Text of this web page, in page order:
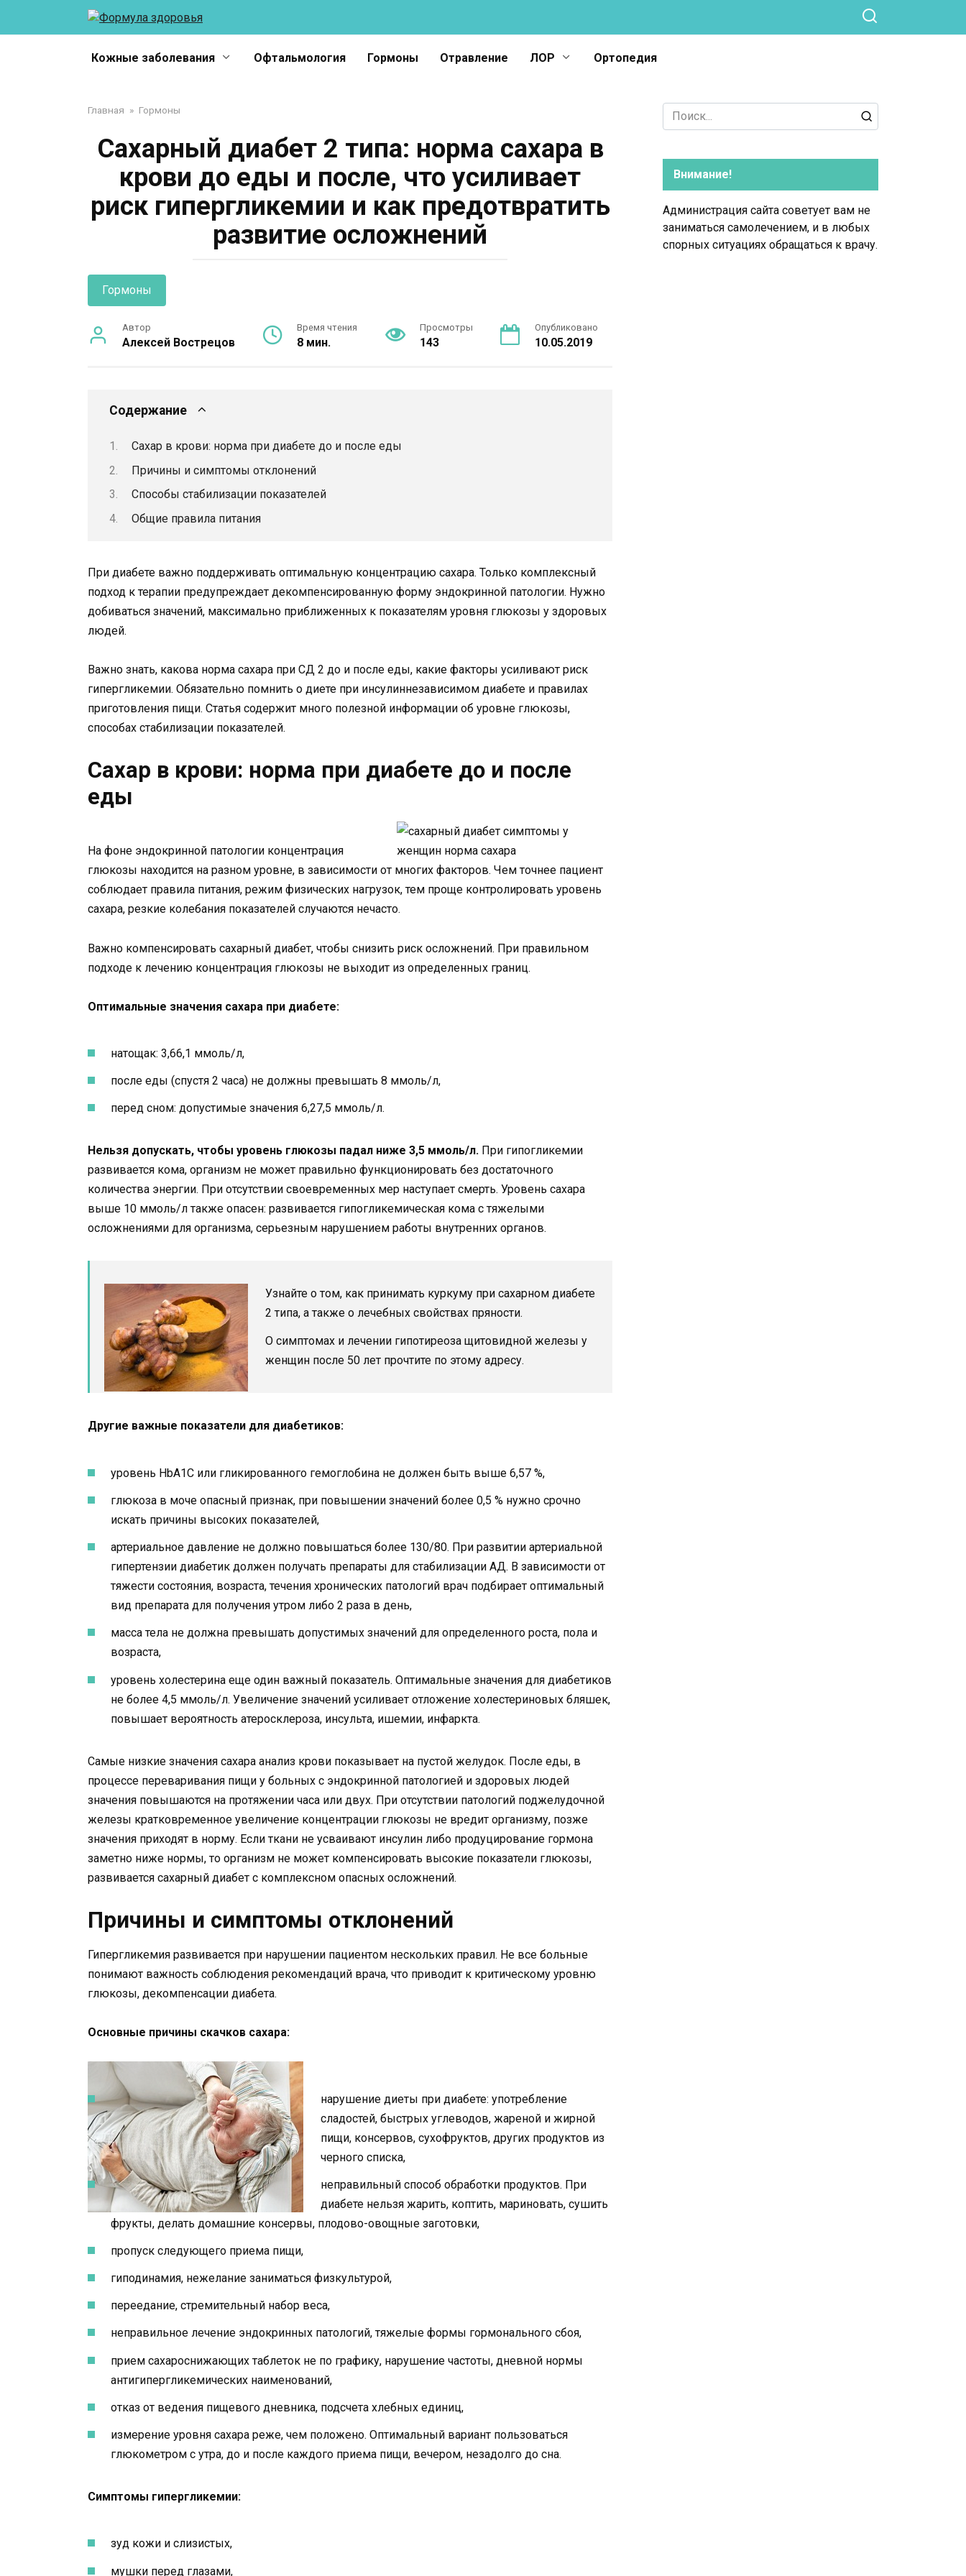
Кожные заболевания
Офтальмология Гормоны Отравление ЛОР Ортопедия
Главная » Гормоны
Сахарный диабет 2 типа: норма сахара в
крови до еды и после, что усиливает
риск гипергликемии и как предотвратить
развитие осложнений
Гормоны
Автор
Алексей Вострецов
Время чтения
8 мин.
Просмотры
143
Опубликовано
10.05.2019
Содержание
Сахар в крови: норма при диабете до и после еды
Причины и симптомы отклонений
Способы стабилизации показателей
Общие правила питания
При диабете важно поддерживать оптимальную концентрацию сахара. Только комплексный
подход к терапии предупреждает декомпенсированную форму эндокринной патологии. Нужно
добиваться значений, максимально приближенных к показателям уровня глюкозы у здоровых
людей.
Важно знать, какова норма сахара при СД 2 до и после еды, какие факторы усиливают риск
гипергликемии. Обязательно помнить о диете при инсулиннезависимом диабете и правилах
приготовления пищи. Статья содержит много полезной информации об уровне глюкозы,
способах стабилизации показателей.
Сахар в крови: норма при диабете до и после
еды
На фоне эндокринной патологии концентрация
глюкозы находится на разном уровне, в зависимости от многих факторов. Чем точнее пациент
соблюдает правила питания, режим физических нагрузок, тем проще контролировать уровень
сахара, резкие колебания показателей случаются нечасто.
Важно компенсировать сахарный диабет, чтобы снизить риск осложнений. При правильном
подходе к лечению концентрация глюкозы не выходит из определенных границ.
Оптимальные значения сахара при диабете:
натощак: 3,66,1 ммоль/л,
после еды (спустя 2 часа) не должны превышать 8 ммоль/л,
перед сном: допустимые значения 6,27,5 ммоль/л.
Нельзя допускать, чтобы уровень глюкозы падал ниже 3,5 ммоль/л. При гипогликемии
развивается кома, организм не может правильно функционировать без достаточного
количества энергии. При отсутствии своевременных мер наступает смерть. Уровень сахара
выше 10 ммоль/л также опасен: развивается гипогликемическая кома с тяжелыми
осложнениями для организма, серьезным нарушением работы внутренних органов.
Узнайте о том, как принимать куркуму при сахарном диабете
2 типа, а также о лечебных свойствах пряности.
О симптомах и лечении гипотиреоза щитовидной железы у
женщин после 50 лет прочтите по этому адресу.
Другие важные показатели для диабетиков:
уровень HbA1C или гликированного гемоглобина не должен быть выше 6,57 %,
глюкоза в моче опасный признак, при повышении значений более 0,5 % нужно срочно
искать причины высоких показателей,
артериальное давление не должно повышаться более 130/80. При развитии артериальной
гипертензии диабетик должен получать препараты для стабилизации АД. В зависимости от
тяжести состояния, возраста, течения хронических патологий врач подбирает оптимальный
вид препарата для получения утром либо 2 раза в день,
масса тела не должна превышать допустимых значений для определенного роста, пола и
возраста,
уровень холестерина еще один важный показатель. Оптимальные значения для диабетиков
не более 4,5 ммоль/л. Увеличение значений усиливает отложение холестериновых бляшек,
повышает вероятность атеросклероза, инсульта, ишемии, инфаркта.
Самые низкие значения сахара анализ крови показывает на пустой желудок. После еды, в
процессе переваривания пищи у больных с эндокринной патологией и здоровых людей
значения повышаются на протяжении часа или двух. При отсутствии патологий поджелудочной
железы кратковременное увеличение концентрации глюкозы не вредит организму, позже
значения приходят в норму. Если ткани не усваивают инсулин либо продуцирование гормона
заметно ниже нормы, то организм не может компенсировать высокие показатели глюкозы,
развивается сахарный диабет с комплексном опасных осложнений.
Причины и симптомы отклонений
Гипергликемия развивается при нарушении пациентом нескольких правил. Не все больные
понимают важность соблюдения рекомендаций врача, что приводит к критическому уровню
глюкозы, декомпенсации диабета.
Основные причины скачков сахара:
нарушение диеты при диабете: употребление
сладостей, быстрых углеводов, жареной и жирной
пищи, консервов, сухофруктов, других продуктов из
черного списка,
неправильный способ обработки продуктов. При
диабете нельзя жарить, коптить, мариновать, сушить
фрукты, делать домашние консервы, плодово-овощные заготовки,
пропуск следующего приема пищи,
гиподинамия, нежелание заниматься физкультурой,
переедание, стремительный набор веса,
неправильное лечение эндокринных патологий, тяжелые формы гормонального сбоя,
прием сахароснижающих таблеток не по графику, нарушение частоты, дневной нормы
антигипергликемических наименований,
отказ от ведения пищевого дневника, подсчета хлебных единиц,
измерение уровня сахара реже, чем положено. Оптимальный вариант пользоваться
глюкометром с утра, до и после каждого приема пищи, вечером, незадолго до сна.
Симптомы гипергликемии:
зуд кожи и слизистых,
мушки перед глазами,
Search
for:
Внимание!
Администрация сайта советует вам не
заниматься самолечением, и в любых
спорных ситуациях обращаться к врачу.